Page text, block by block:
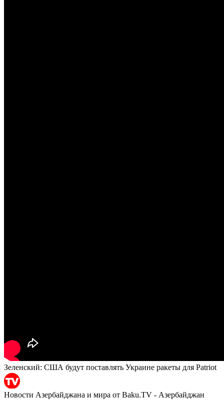
Зеленский: США будут поставлять Украине ракеты для Patriot
Новости Азербайджана и мира от Baku.TV - Азербайджан